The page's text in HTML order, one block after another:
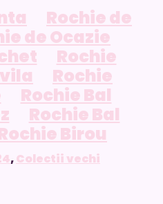
Rochie de
de Ocazie
Rochie
Rochie
Rochie Bal
Rochie Bal
Birou
,Colectii vechi